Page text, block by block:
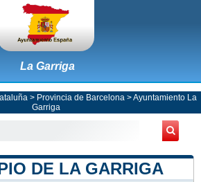
La Garriga
> Provincia de Barcelona >Ayuntamiento La
Garriga
DE LA GARRIGA